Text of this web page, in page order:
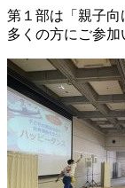
第１部は「親子向
多くの方にご参加